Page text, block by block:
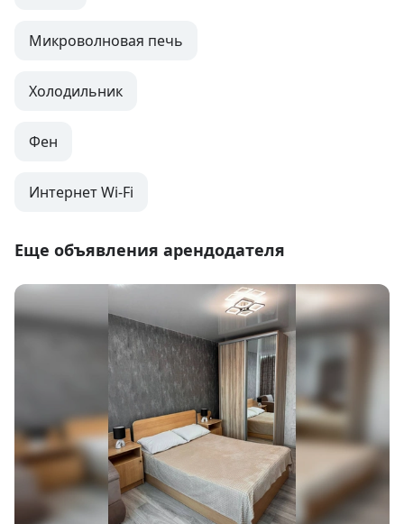
Микроволновая печь
Холодильник
Фен
Интернет Wi-Fi
Еще объявления арендодателя